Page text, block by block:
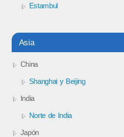
Estambul
Asia
China
Shanghai y Beijing
India
Norte de India
Japón